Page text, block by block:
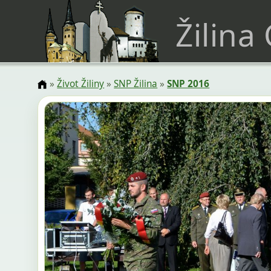
Žilina
»Život Žiliny»SNP Žilina »SNP 2016